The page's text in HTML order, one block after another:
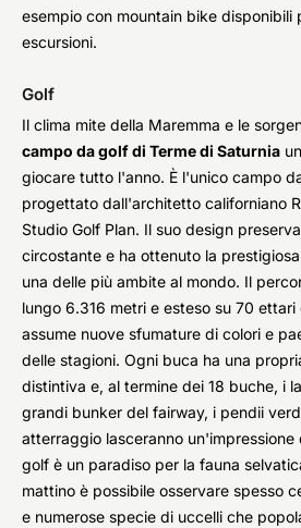
esempio con mountain bike disponibili
escursioni.
Golf
Il clima mite della Maremma e le
campo da golf di Terme di Saturnia
giocare tutto l'anno. È l'unico campo
progettato dall'architetto californiano
Studio Golf Plan. Il suo design
circostante e ha ottenuto la
una delle più ambite al mondo. Il
lungo 6.316 metri e esteso su 70
assume nuove sfumature di colori e
delle stagioni. Ogni buca ha una
distintiva e, al termine dei 18 buche, i
grandi bunker del fairway, i pendii
atterraggio lasceranno
golf è un paradiso per la fauna
mattino è possibile osservare spesso
e numerose specie di uccelli che